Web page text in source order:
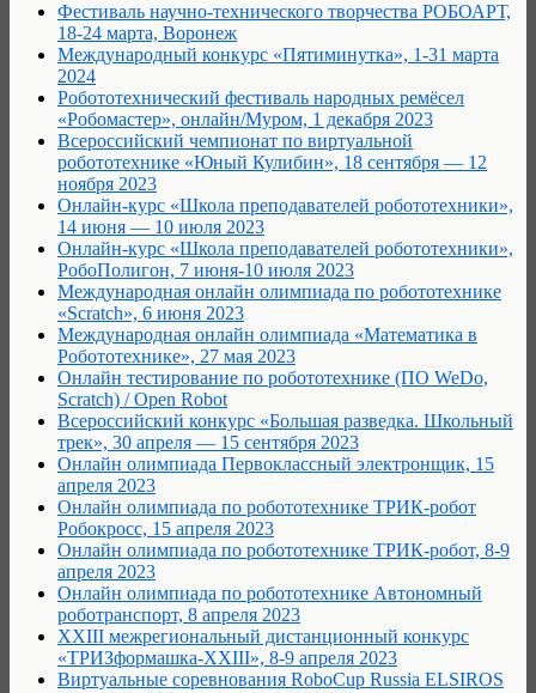
Фестиваль научно-технического творчества РОБОАРТ,
18-24 марта, Воронеж
Международный конкурс «Пятиминутка», 1-31 марта
2024
Робототехнический фестиваль народных ремёсел
«Робомастер», онлайн/Муром, 1 декабря 2023
Всероссийский чемпионат по виртуальной
робототехнике «Юный Кулибин», 18 сентября — 12
ноября 2023
Онлайн-курс «Школа преподавателей робототехники»,
14 июня — 10 июля 2023
Онлайн-курс «Школа преподавателей робототехники»,
РобоПолигон, 7 июня-10 июля 2023
Международная онлайн олимпиада по робототехнике
«Scratch», 6 июня 2023
Международная онлайн олимпиада «Математика в
Робототехнике», 27 мая 2023
Онлайн тестирование по робототехнике (ПО WeDo,
Scratch) / Open Robot
Всероссийский конкурс «Большая разведка. Школьный
трек», 30 апреля — 15 сентября 2023
Онлайн олимпиада Первоклассный электронщик, 15
апреля 2023
Онлайн олимпиада по робототехнике ТРИК-робот
Робокросс, 15 апреля 2023
Онлайн олимпиада по робототехнике ТРИК-робот, 8-9
апреля 2023
Онлайн олимпиада по робототехнике Автономный
роботранспорт, 8 апреля 2023
XXIII межрегиональный дистанционный конкурс
«ТРИЗформашка-XXIII», 8-9 апреля 2023
Виртуальные соревнования RoboCup Russia ELSIROS